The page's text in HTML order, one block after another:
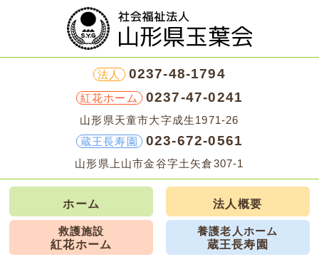
法人 0237-48-1794
紅花ホーム 0237-47-0241
山形県天童市大字成生1971-26
蔵王長寿園
023-672-0561
山形県上山市金谷字土矢倉307-1
ホーム 法人概要
救護施設
紅花ホーム
養護老人ホーム
蔵王長寿園